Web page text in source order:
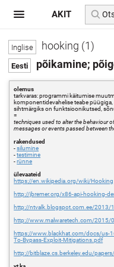
hooking (1)
põikamine;
olemus
tarkvaras: programmi käitumise
komponentidevahelise teabe püügiga,
sihtmärgiks on funktsioonikutsed,
=
techniques used to alter the behaviour
messages or events passed between
rakendused
-silumine
-testimine
-rünne
ülevaateid
https://en.wikipedia.org/wiki/Hooking
http://jbremer.org/x86-api-hooking-
http://ntvalk.blogspot.com.ee/2013/
http://www.malwaretech.com/2015/
https://www.blackhat.com/docs/us-
To-Bypass-Exploit-Mitigations.pdf
http://bitblaze.cs.berkeley.edu/
AKIT